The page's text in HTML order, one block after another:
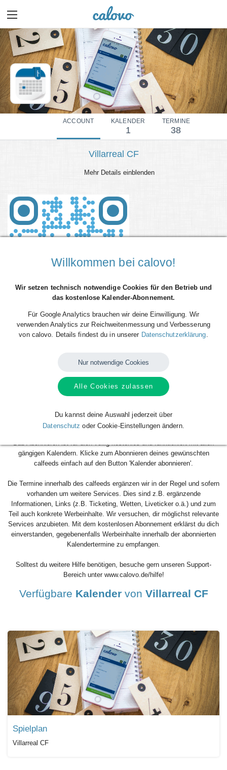
ACCOUNT KALENDER
1
TERMINE
38
Villarreal CF
Mehr Details einblenden
oder Desktop-PC integrieren? Kein Problem mit den kostenlosen
Das Beste daran: sobald neue Spieltermine angelegt oder geändert
dem kostenlosen Abonnieren nie wieder etwas tun. Alle Termine einzeln
und mühsam einzutragen gehört also der Vergangenheit an. Los geht´s!
Das Abonnieren ist für dich völlig kostenlos und funktioniert mit allen
gängigen Kalendern. Klicke zum Abonnieren deines gewünschten
calfeeds einfach auf den Button 'Kalender abonnieren'.
Die Termine innerhalb des calfeeds ergänzen wir in der Regel und sofern
vorhanden um weitere Services. Dies sind z.B. ergänzende
Informationen, Links (z.B. Ticketing, Wetten, Liveticker o.ä.) und zum
Teil auch konkrete Werbeinhalte. Wir versuchen, dir möglichst relevante
Services anzubieten. Mit dem kostenlosen Abonnement erklärst du dich
einverstanden, gegebenenfalls Werbeinhalte innerhalb der abonnierten
Kalendertermine zu empfangen.
Solltest du weitere Hilfe benötigen, besuche gern unseren Support-
Bereich unter www.calovo.de/hilfe!
Verfügbare Kalendervon Villarreal CF
Spielplan
Villarreal CF
Willkommen bei calovo!
Wir setzen technisch notwendige Cookies für den Betrieb und
das kostenlose Kalender-Abonnement.
Für Google Analytics brauchen wir deine Einwilligung. Wir
verwenden Analytics zur Reichweitenmessung und Verbesserung
von calovo. Details findest du in unserer Datenschutzerklärung
Nur notwendige Cookies
Alle Cookies zulassen
Du kannst deine Auswahl jederzeit über
Datenschutz oder Cookie-Einstellungen ändern.